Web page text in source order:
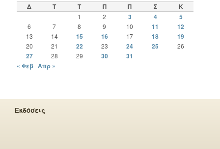
Δ Τ Τ Π Π Σ Κ
1 2 3 4 5
6 7 8 9 10 11 12
13 14 15 16 17 18 19
20 21 22 23 24 25 26
27 28 29 30
31
« Φεβ Απρ »
Εκδόσεις